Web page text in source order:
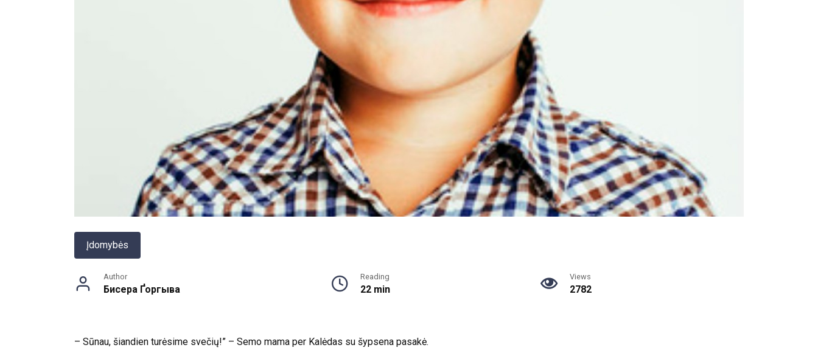
Įdomybės
Author
Бисера Ґоргыва
Reading
22 min
Views
2782
– Sūnau, šiandien turėsime svečių!” – Semo mama per Kalėdas su šypsena pasakė.